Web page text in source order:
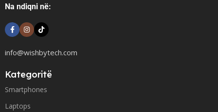
Na ndiqni në:
info@wishbytech.com
Kategoritë
Smartphones
Laptops